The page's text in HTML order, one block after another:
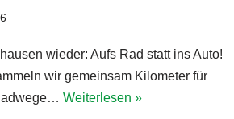
wieder: Aufs Rad statt ins Auto!
wir gemeinsam Kilometer für
Weiterlesen »